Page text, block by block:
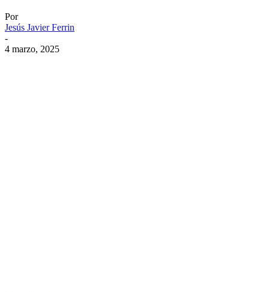
Por
Jesús Javier Ferrin
-
4 marzo, 2025